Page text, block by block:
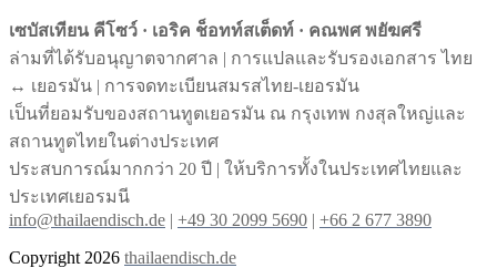
เซบัสเทียน คีโซว์ · เอริค ช็อทท์สเต็ดท์ · คณพศ พยัฆศรี
ล่ามที่ได้รับอนุญาตจากศาล | การแปลและรับรองเอกสาร ไทย
↔︎ เยอรมัน | การจดทะเบียนสมรสไทย-เยอรมัน
เป็นที่ยอมรับของสถานทูตเยอรมัน ณ กรุงเทพ กงสุลใหญ่และ
สถานทูตไทยในต่างประเทศ
ประสบการณ์มากกว่า 20 ปี | ให้บริการทั้งในประเทศไทยและ
ประเทศเยอรมนี
info@thailaendisch.de | +49 30 2099 5690 | +66 2 677 3890
Copyright 2026 thailaendisch.de